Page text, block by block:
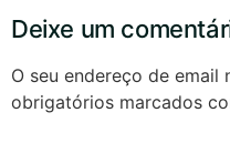
Deixe um
O seu endereço de email
obrigatórios marcados
Válvulas TPMS